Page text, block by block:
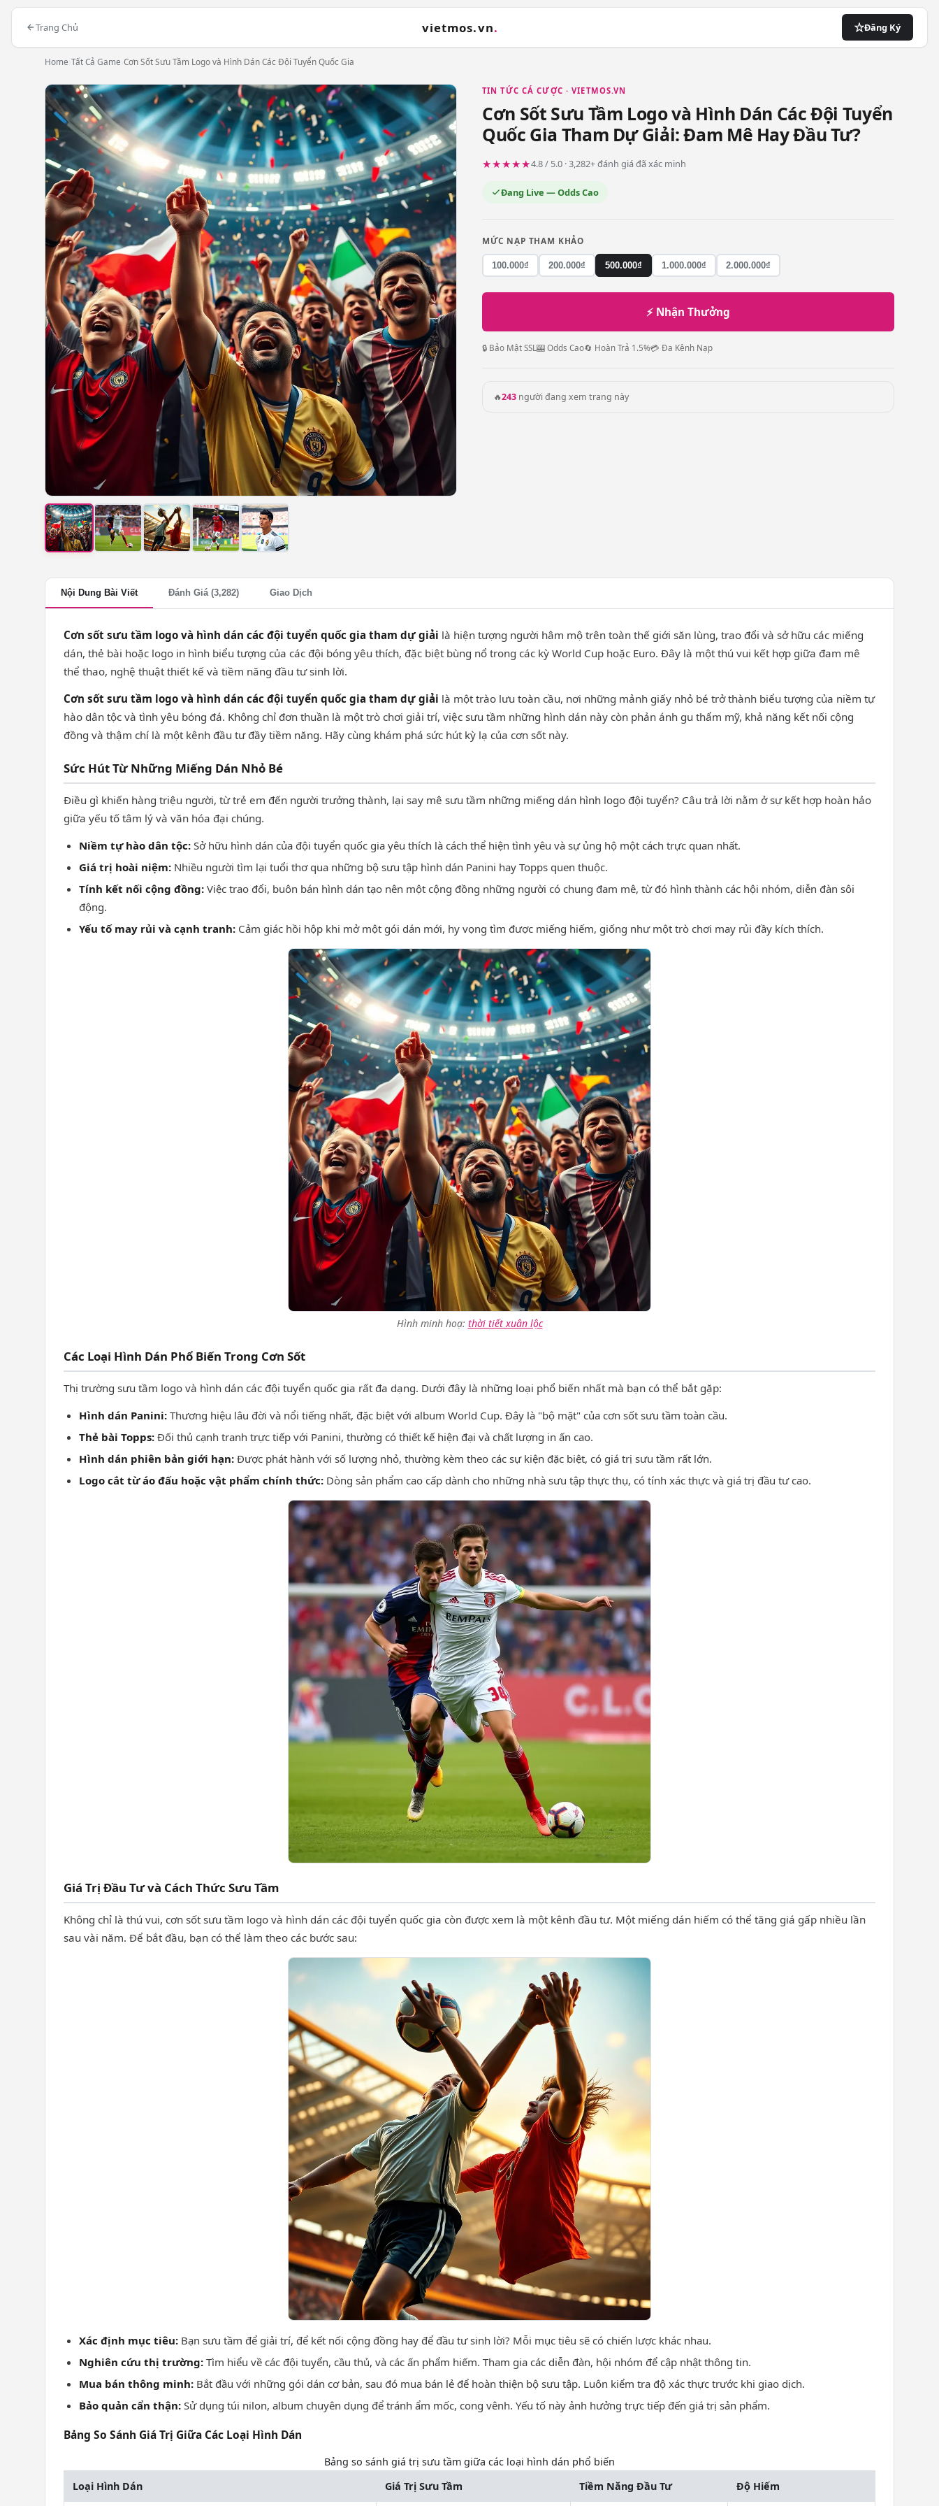
Trang Chủ vietmos.vn. Đăng Ký
Home Tất Cả Game Cơn Sốt Sưu Tầm Logo và Hình Dán Các Đội Tuyển Quốc Gia
TIN TỨC CÁ CƯỢC · VIETMOS.VN
Cơn Sốt Sưu Tầm Logo và Hình Dán Các Đội Tuyển
Quốc Gia Tham Dự Giải: Đam Mê Hay Đầu Tư?
★★★★★4.8 / 5.0 · 3,282+ đánh giá đã xác minh
Đang Live — Odds Cao
MỨC NẠP THAM KHẢO
100.000₫ 200.000₫ 500.000₫ 1.000.000₫ 2.000.000₫
⚡ Nhận Thưởng
🔒 Bảo Mật SSL🎰 Odds Cao🔄 Hoàn Trả 1.5%💳 Đa Kênh Nạp
🔥243 người đang xem trang này
Nội Dung Bài Viết Đánh Giá (3,282) Giao Dịch
Cơn sốt sưu tầm logo và hình dán các đội tuyển quốc gia tham dự giải là hiện tượng người hâm mộ trên toàn thế giới săn lùng, trao đổi và sở hữu các miếng
dán, thẻ bài hoặc logo in hình biểu tượng của các đội bóng yêu thích, đặc biệt bùng nổ trong các kỳ World Cup hoặc Euro. Đây là một thú vui kết hợp giữa đam mê
thể thao, nghệ thuật thiết kế và tiềm năng đầu tư sinh lời.
Cơn sốt sưu tầm logo và hình dán các đội tuyển quốc gia tham dự giải là một trào lưu toàn cầu, nơi những mảnh giấy nhỏ bé trở thành biểu tượng của niềm tự
hào dân tộc và tình yêu bóng đá. Không chỉ đơn thuần là một trò chơi giải trí, việc sưu tầm những hình dán này còn phản ánh gu thẩm mỹ, khả năng kết nối cộng
đồng và thậm chí là một kênh đầu tư đầy tiềm năng. Hãy cùng khám phá sức hút kỳ lạ của cơn sốt này.
Sức Hút Từ Những Miếng Dán Nhỏ Bé
Điều gì khiến hàng triệu người, từ trẻ em đến người trưởng thành, lại say mê sưu tầm những miếng dán hình logo đội tuyển? Câu trả lời nằm ở sự kết hợp hoàn hảo
giữa yếu tố tâm lý và văn hóa đại chúng.
Niềm tự hào dân tộc: Sở hữu hình dán của đội tuyển quốc gia yêu thích là cách thể hiện tình yêu và sự ủng hộ một cách trực quan nhất.
Giá trị hoài niệm: Nhiều người tìm lại tuổi thơ qua những bộ sưu tập hình dán Panini hay Topps quen thuộc.
Tính kết nối cộng đồng: Việc trao đổi, buôn bán hình dán tạo nên một cộng đồng những người có chung đam mê, từ đó hình thành các hội nhóm, diễn đàn sôi
động.
Yếu tố may rủi và cạnh tranh: Cảm giác hồi hộp khi mở một gói dán mới, hy vọng tìm được miếng hiếm, giống như một trò chơi may rủi đầy kích thích.
Hình minh hoạ: thời tiết xuân lộc
Các Loại Hình Dán Phổ Biến Trong Cơn Sốt
Thị trường sưu tầm logo và hình dán các đội tuyển quốc gia rất đa dạng. Dưới đây là những loại phổ biến nhất mà bạn có thể bắt gặp:
Hình dán Panini: Thương hiệu lâu đời và nổi tiếng nhất, đặc biệt với album World Cup. Đây là "bộ mặt" của cơn sốt sưu tầm toàn cầu.
Thẻ bài Topps: Đối thủ cạnh tranh trực tiếp với Panini, thường có thiết kế hiện đại và chất lượng in ấn cao.
Hình dán phiên bản giới hạn: Được phát hành với số lượng nhỏ, thường kèm theo các sự kiện đặc biệt, có giá trị sưu tầm rất lớn.
Logo cắt từ áo đấu hoặc vật phẩm chính thức: Dòng sản phẩm cao cấp dành cho những nhà sưu tập thực thụ, có tính xác thực và giá trị đầu tư cao.
Giá Trị Đầu Tư và Cách Thức Sưu Tầm
Không chỉ là thú vui, cơn sốt sưu tầm logo và hình dán các đội tuyển quốc gia còn được xem là một kênh đầu tư. Một miếng dán hiếm có thể tăng giá gấp nhiều lần
sau vài năm. Để bắt đầu, bạn có thể làm theo các bước sau:
Xác định mục tiêu: Bạn sưu tầm để giải trí, để kết nối cộng đồng hay để đầu tư sinh lời? Mỗi mục tiêu sẽ có chiến lược khác nhau.
Nghiên cứu thị trường: Tìm hiểu về các đội tuyển, cầu thủ, và các ấn phẩm hiếm. Tham gia các diễn đàn, hội nhóm để cập nhật thông tin.
Mua bán thông minh: Bắt đầu với những gói dán cơ bản, sau đó mua bán lẻ để hoàn thiện bộ sưu tập. Luôn kiểm tra độ xác thực trước khi giao dịch.
Bảo quản cẩn thận: Sử dụng túi nilon, album chuyên dụng để tránh ẩm mốc, cong vênh. Yếu tố này ảnh hưởng trực tiếp đến giá trị sản phẩm.
Bảng So Sánh Giá Trị Giữa Các Loại Hình Dán
Bảng so sánh giá trị sưu tầm giữa các loại hình dán phổ biến
Loại Hình Dán
Giá Trị Sưu Tầm Tiềm Năng Đầu Tư Độ Hiếm